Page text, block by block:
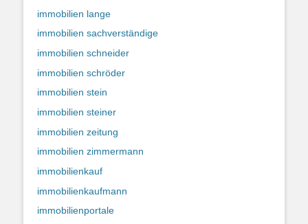
immobilien lange
immobilien sachverständige
immobilien schneider
immobilien schröder
immobilien stein
immobilien steiner
immobilien zeitung
immobilien zimmermann
immobilienkauf
immobilienkaufmann
immobilienportale